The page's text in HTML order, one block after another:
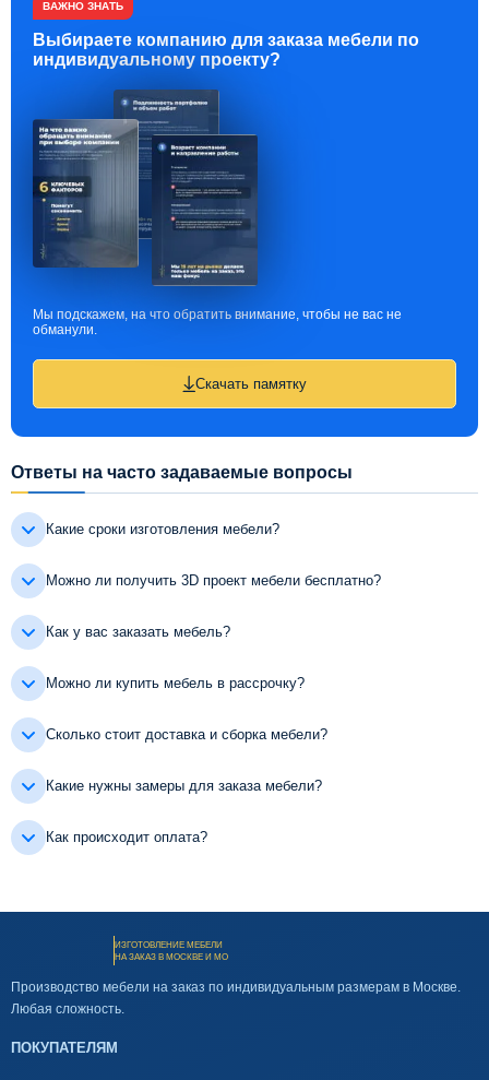
ВАЖНО ЗНАТЬ
Выбираете компанию для заказа мебели по
индивидуальному проекту?
Мы подскажем, на что обратить внимание, чтобы не вас не
обманули.
Скачать памятку
Ответы на часто задаваемые вопросы
Какие сроки изготовления мебели?
Можно ли получить 3D проект мебели бесплатно?
Как у вас заказать мебель?
Можно ли купить мебель в рассрочку?
Сколько стоит доставка и сборка мебели?
Какие нужны замеры для заказа мебели?
Как происходит оплата?
ИЗГОТОВЛЕНИЕ МЕБЕЛИ
НА ЗАКАЗ В МОСКВЕ И МО
Производство мебели на заказ по индивидуальным размерам в Москве.
Любая сложность.
ПОКУПАТЕЛЯМ